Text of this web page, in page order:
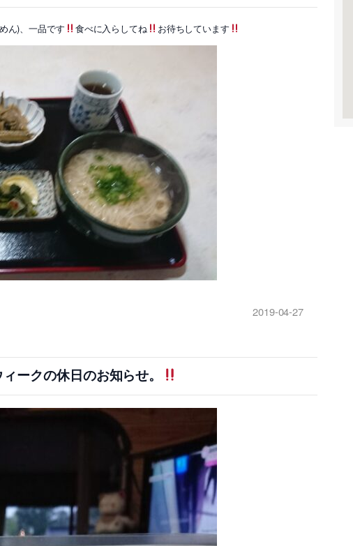
ん)、一品です 食べに入らしてね お待ちしています
2019-04-27
ークの休日のお知らせ。